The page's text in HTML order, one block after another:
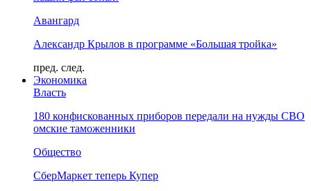
Авангард
Александр Крылов в программе «Большая тройка»
пред. след.
Экономика
Власть
180 конфискованных приборов передали на нужды СВО
омские таможенники
Общество
СберМаркет теперь Купер